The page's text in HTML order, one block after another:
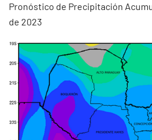
Pronóstico de Precipitación
de 2023